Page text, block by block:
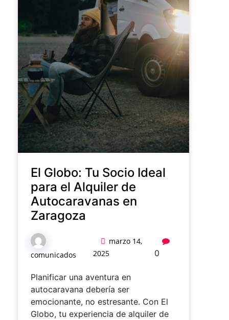
El Globo: Tu Socio Ideal
para el Alquiler de
Autocaravanas en
Zaragoza
comunicados
marzo 14,
2025
0
Planificar una aventura en
autocaravana debería ser
emocionante, no estresante. Con El
Globo, tu experiencia de alquiler de